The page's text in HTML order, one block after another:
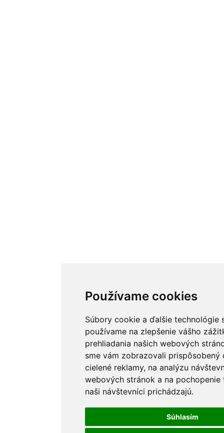
Používame cookies
Súbory cookie a ďalšie technológie
používame na zlepšenie vášho
prehliadania našich webových
sme vám zobrazovali prispôsobený
cielené reklamy, na analýzu
webových stránok a na
naši návštevníci prichádzajú.
Súhlasím
Používame cookies
Súbory cookie a ďalšie technológie
používame na zlepšenie vášho
prehliadania našich webových
sme vám zobrazovali prispôsobený
cielené reklamy, na analýzu
webových stránok a na
naši návštevníci prichádzajú.
Súhlasím